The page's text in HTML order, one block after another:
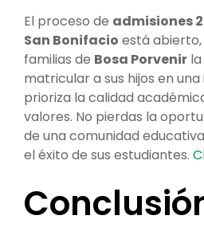
El proceso de admisiones
San Bonifacio está
familias de Bosa Porvenir
matricular a sus hijos en
prioriza la calidad
valores. No pierdas la
de una comunidad
el éxito de sus estudiantes.